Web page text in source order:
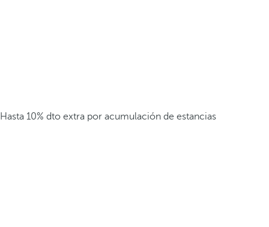
Hasta 10% dto extra por acumulación de estancias